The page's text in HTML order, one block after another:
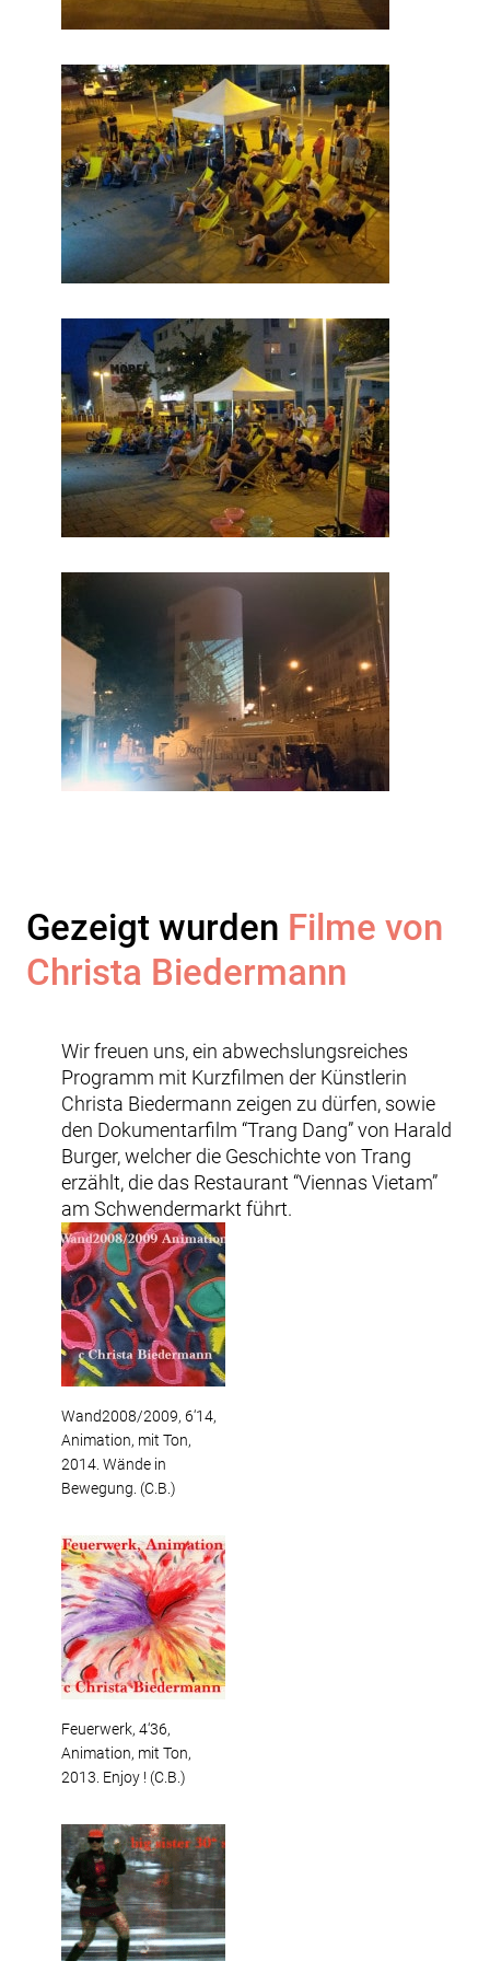
Gezeigt wurden Filme von
Christa Biedermann
Wir freuen uns, ein abwechslungsreiches
Programm mit Kurzfilmen der Künstlerin
Christa Biedermann zeigen zu dürfen, sowie
den Dokumentarfilm “Trang Dang” von Harald
Burger, welcher die Geschichte von Trang
erzählt, die das Restaurant “Viennas Vietam”
am Schwendermarkt führt.
Wand2008/2009, 6‘14,
Animation, mit Ton,
2014. Wände in
Bewegung. (C.B.)
Feuerwerk, 4‘36,
Animation, mit Ton,
2013. Enjoy ! (C.B.)